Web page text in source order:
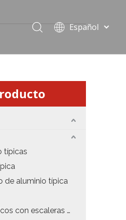
del evento
de iluminación estándar
del techo
relevantes de armadura
de escenario
escenario
de eventos
Español
Pусский
العربية
típicas
de aluminio típica
Andamios dobles típicos con escaleras colgantes